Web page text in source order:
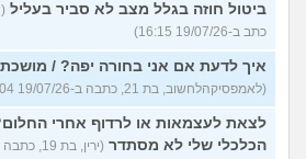
ביטול חוזה בגלל מצב לא סביר בעליל
כתב ב-19/07/26 16:15)
איך לדעת אם אני בחורה יפה? /
(לאמפסיקהלחשוב, בת 21, כתבה ב-19/07/26 16:04)
לצאת לעצמאות או לרדוף אחרי
הכלכלי שלי לא מסתדר